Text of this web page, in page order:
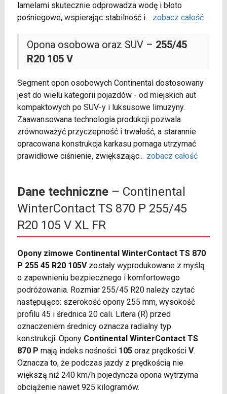
lamelami skutecznie odprowadza wodę i błoto
pośniegowe, wspierając stabilność i... zobacz całość
Opona osobowa oraz SUV – 255/45
R20 105 V
Segment opon osobowych Continental dostosowany
jest do wielu kategorii pojazdów - od miejskich aut
kompaktowych po SUV-y i luksusowe limuzyny.
Zaawansowana technologia produkcji pozwala
zrównoważyć przyczepność i trwałość, a starannie
opracowana konstrukcja karkasu pomaga utrzymać
prawidłowe ciśnienie, zwiększając... zobacz całość
Dane techniczne– Continental
WinterContact TS 870 P 255/45
R20 105 V XL FR
Opony zimowe Continental WinterContact TS 870
P 255 45 R20 105Vzostały wyprodukowane z myślą
o zapewnieniu bezpiecznego i komfortowego
podróżowania. Rozmiar 255/45 R20 należy czytać
następująco: szerokość opony 255 mm, wysokość
profilu 45 i średnica 20 cali. Litera (R) przed
oznaczeniem średnicy oznacza radialny typ
konstrukcji. Opony Continental WinterContact TS
870 P mają indeks nośności 105oraz prędkości V.
Oznacza to, że podczas jazdy z prędkością nie
większą niż 240 km/h pojedyncza opona wytrzyma
obciążenie nawet 925 kilogramów.